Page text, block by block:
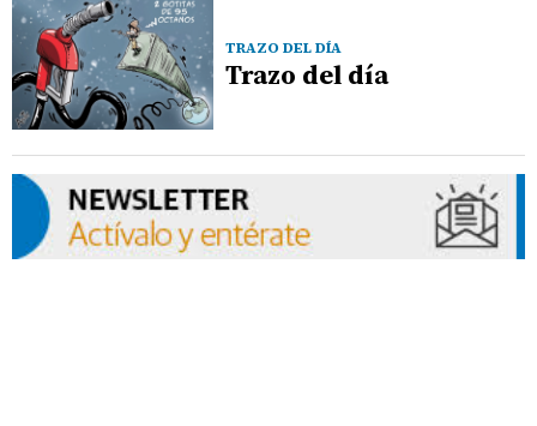
TRAZO DEL DÍA
Trazo del día